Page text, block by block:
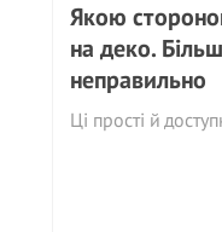
Якою
на деко.
неправильно
Ці прості й